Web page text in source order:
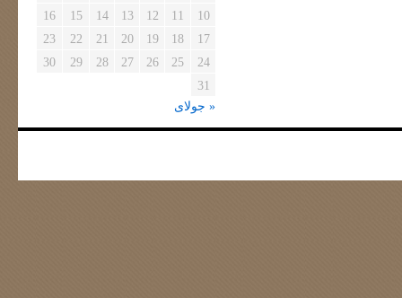
10
11
12
13
14
15
16
17
18
19
20
21
22
23
24
25
26
27
28
29
30
31
« جولای